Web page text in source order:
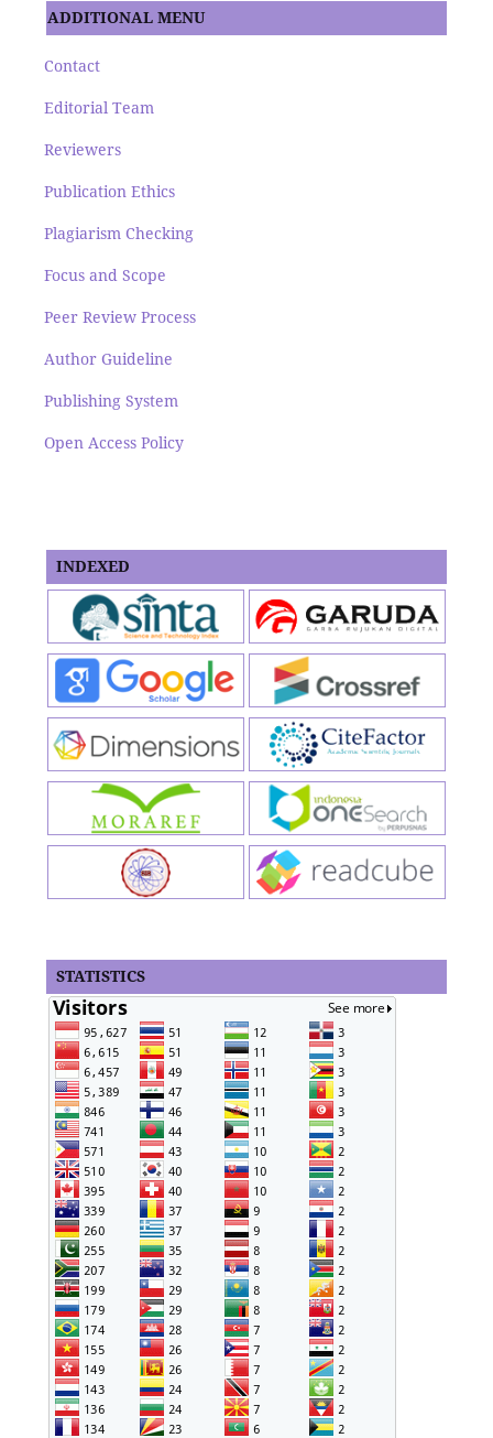
ADDITIONAL MENU
Contact
Editorial Team
Reviewers
Publication Ethics
Plagiarism Checking
Focus and Scope
Peer Review Process
Author Guideline
Publishing System
Open Access Policy
INDEXED
STATISTICS